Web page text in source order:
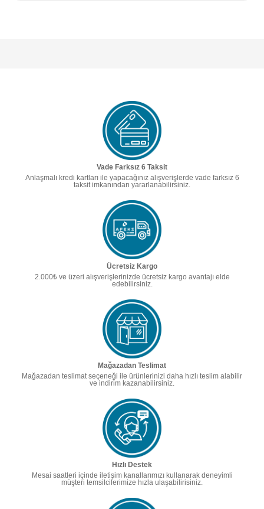
Vade Farksız 6 Taksit
Anlaşmalı kredi kartları ile yapacağınız alışverişlerde vade farksız 6
taksit imkanından yararlanabilirsiniz.
Ücretsiz Kargo
2.000₺ ve üzeri alışverişlerinizde ücretsiz kargo avantajı elde
edebilirsiniz.
Mağazadan Teslimat
Mağazadan teslimat seçeneği ile ürünlerinizi daha hızlı teslim alabilir
ve indirim kazanabilirsiniz.
Hızlı Destek
Mesai saatleri içinde iletişim kanallarımızı kullanarak deneyimli
müşteri temsilcilerimize hızla ulaşabilirisiniz.